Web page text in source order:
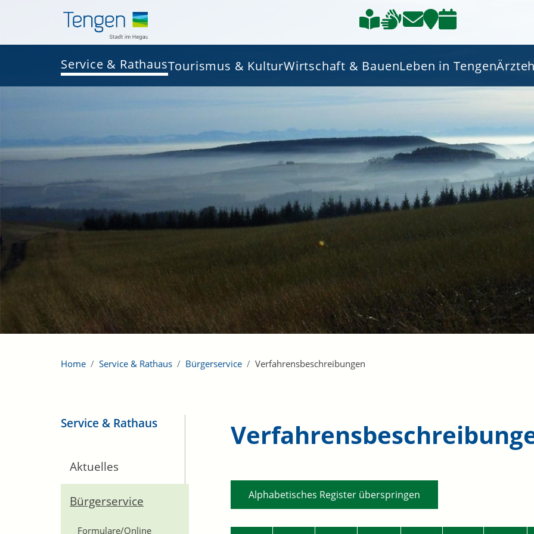
Service & RathausTourismus & KulturWirtschaft & BauenLeben in Tengen
Home Service & Rathaus Bürgerservice Verfahrensbeschreibungen
Service & Rathaus
Aktuelles
Bürgerservice
Formulare/Online
Alphabetisches Register überspringen